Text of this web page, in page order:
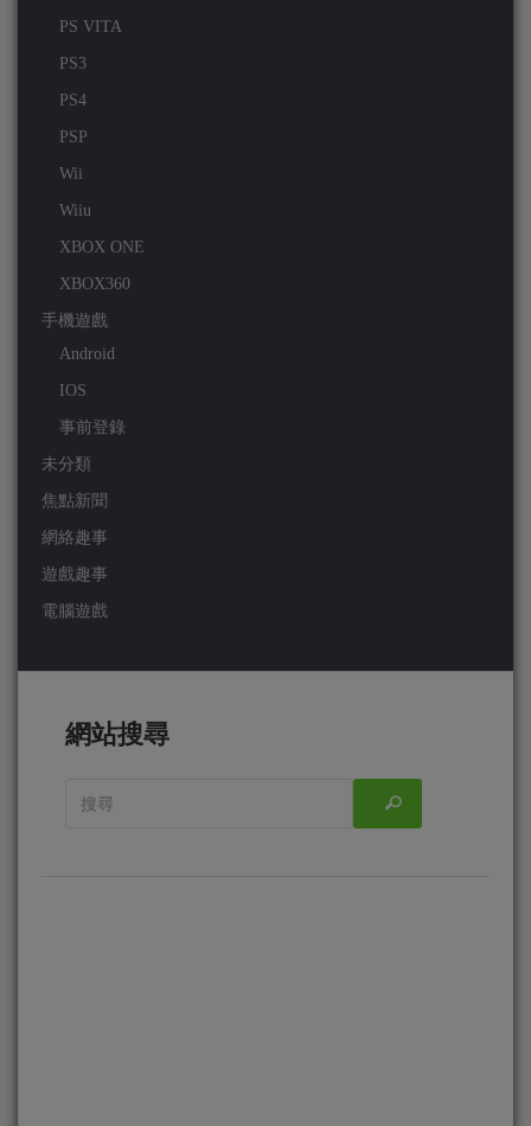
PS VITA
PS3
PS4
PSP
Wii
Wiiu
XBOX ONE
XBOX360
手機遊戲
Android
IOS
事前登錄
未分類
焦點新聞
網絡趣事
遊戲趣事
電腦遊戲
網站搜尋